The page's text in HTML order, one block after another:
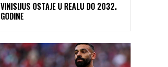
VINISIJUS OSTAJE U REALU DO 2032.
GODINE